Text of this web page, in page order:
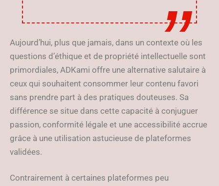
Aujourd’hui, plus que jamais, dans un contexte où les
questions d’éthique et de propriété intellectuelle sont
primordiales, ADKami offre une alternative salutaire à
ceux qui souhaitent consommer leur contenu favori
sans prendre part à des pratiques douteuses. Sa
différence se situe dans cette capacité à conjuguer
passion, conformité légale et une accessibilité accrue
grâce à une utilisation astucieuse de plateformes
validées.
Contrairement à certaines plateformes peu